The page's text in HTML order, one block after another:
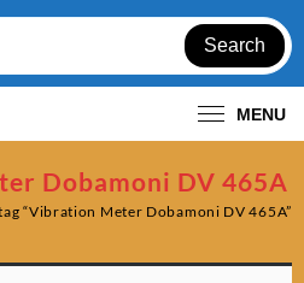
Search
MENU
Dobamoni DV 465A
“Vibration Meter Dobamoni DV 465A”